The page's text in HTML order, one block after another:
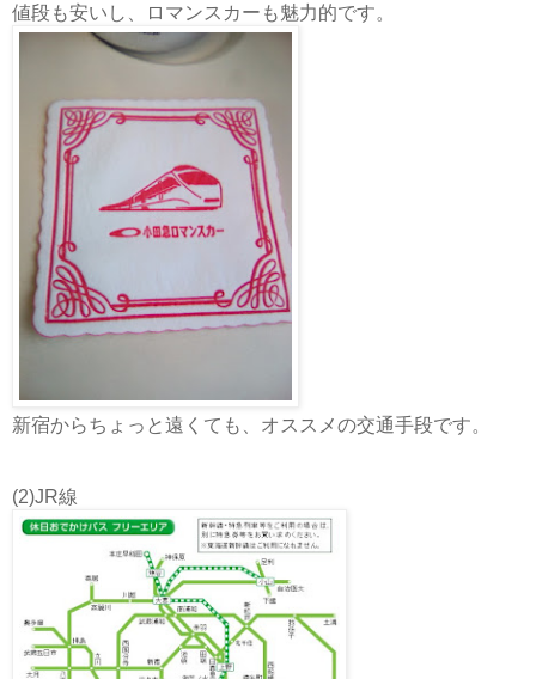
値段も安いし、ロマンスカーも魅力的です。
新宿からちょっと遠くても、オススメの交通手段です。
(2)JR線